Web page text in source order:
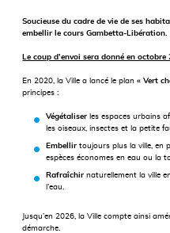
Soucieuse du cadre de vie de ses
embellir le cours Gambetta-Libération.
Le coup d’envoi sera donné en
En 2020, la Ville a lancé le plan« Vert
principes :
Végétaliser les espaces urbains
les oiseaux, insectes et la petite
Embellir toujours plus la ville, en
espèces économes en eau ou la
Rafraîchir naturellement la ville
l’eau.
Jusqu’en 2026, la Ville compte ainsi
démarche.